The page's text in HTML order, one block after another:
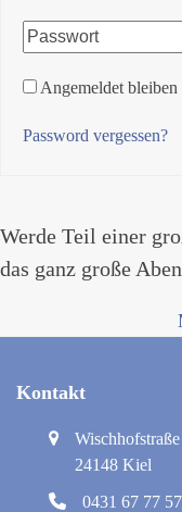
Angemeldet bleiben
Password vergessen?
Werde Teil einer
das ganz große
Kontakt
Wischhofstraße
24148 Kiel
0431 67 77 57